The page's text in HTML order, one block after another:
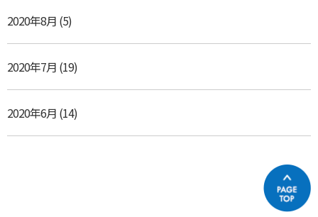
2020年8月 (5)
2020年7月 (19)
2020年6月 (14)